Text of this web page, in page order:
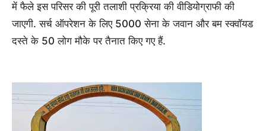
में फैले इस परिसर की पूरी तलाशी प्रक्रिया की वीडियोग्राफी की
जाएगी. सर्च ऑपरेशन के लिए 5000 सेना के जवान और बम स्‍क्‍वॉयड
दस्‍ते के 50 लोग मौके पर तैनात किए गए हैं.